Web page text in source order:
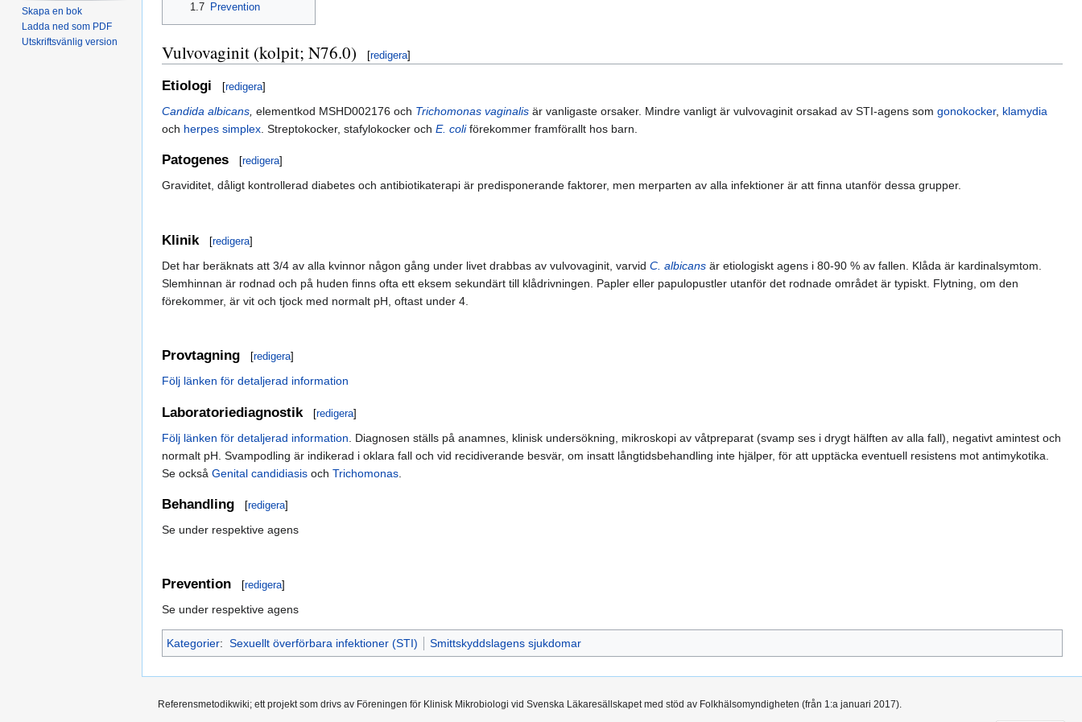
1.7
Prevention
Vulvovaginit (kolpit; N76.0) [redigera]
Etiologi [redigera]
Candida albicans elementkod MSHD002176 och Trichomonas vaginalis är vanligaste orsaker. Mindre vanligt är vulvovaginit orsakad av STI-agens som gonokocker, klamydia
och herpes simplex . Streptokocker, stafylokocker och E. coliförekommer framförallt hos barn.
Patogenes [redigera]
Graviditet, dåligt kontrollerad diabetes och antibiotikaterapi är predisponerande faktorer, men merparten av alla infektioner är att finna utanför dessa grupper.
Klinik [redigera]
Det har beräknats att 3/4 av alla kvinnor någon gång under livet drabbas av vulvovaginit, varvid C. albicans är etiologiskt agens i 80-90 % av fallen. Klåda är kardinalsymtom.
Slemhinnan är rodnad och på huden finns ofta ett eksem sekundärt till klådrivningen. Papler eller papulopustler utanför det rodnade området är typiskt. Flytning, om den
förekommer, är vit och tjock med normalt pH, oftast under 4.
Provtagning [redigera]
Följ länken för detaljerad information
Laboratoriediagnostik [redigera]
Följ länken för detaljerad information . Diagnosen ställs på anamnes, klinisk undersökning, mikroskopi av våtpreparat (svamp ses i drygt hälften av alla fall), negativt amintest och
normalt pH. Svampodling är indikerad i oklara fall och vid recidiverande besvär, om insatt långtidsbehandling inte hjälper, för att upptäcka eventuell resistens mot antimykotika.
Se också Genital candidiasis och Trichomonas
Behandling [redigera]
Se under respektive agens
Prevention [redigera]
Se under respektive agens
Kategorier: Sexuellt överförbara infektioner (STI) Smittskyddslagens sjukdomar
Skapa en bok
Ladda ned som PDF
Utskriftsvänlig version
Referensmetodikwiki; ett projekt som drivs av Föreningen för Klinisk Mikrobiologi vid Svenska Läkaresällskapet med stöd av Folkhälsomyndigheten (från 1:a januari 2017).